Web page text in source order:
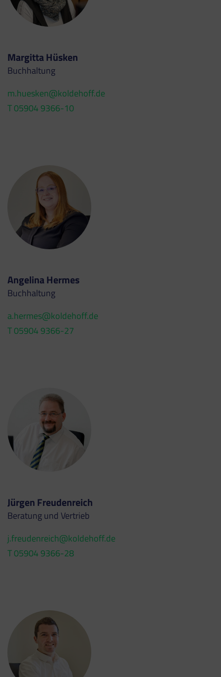
Margitta Hüsken
Buchhaltung
m.huesken@koldehoff.de
T 05904 9366-10
Angelina Hermes
Buchhaltung
a.hermes@koldehoff.de
T 05904 9366-27
Jürgen Freudenreich
Beratung und Vertrieb
j.freudenreich@koldehoff.de
T 05904 9366-28